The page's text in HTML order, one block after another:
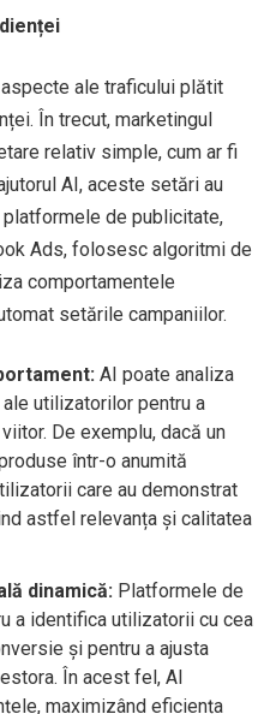
ale traficului plătit
În trecut, marketingul
relativ simple, cum ar fi
AI, aceste setări au
de publicitate,
Ads, folosesc algoritmi de
comportamentele
setările campaniilor.
AI poate analiza
utilizatorilor pentru a
De exemplu, dacă un
într-o anumită
care au demonstrat
astfel relevanța și calitatea
dinamică: Platformele de
a identifica utilizatorii cu cea
și pentru a ajusta
În acest fel, AI
maximizând eficiența